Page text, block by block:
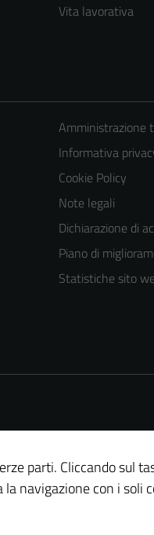
Vita lavorativa
Amministrazione
Informativa
Cookie Policy
Note legali
Dichiarazione di
Piano di
Statistiche sito
parti. Cliccando sul
navigazione con i soli
del sito e non
essere
disabilitati.